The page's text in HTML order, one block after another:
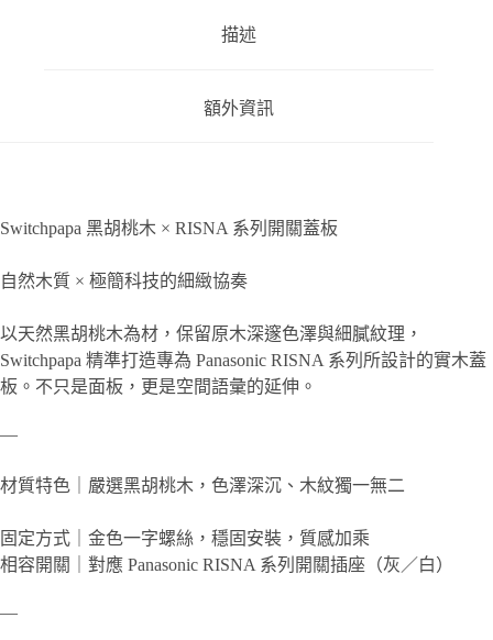
描述
額外資訊
Switchpapa 黑胡桃木 × RISNA 系列開關蓋板
自然木質 × 極簡科技的細緻協奏
以天然黑胡桃木為材，保留原木深邃色澤與細膩紋理，
Switchpapa 精準打造專為 Panasonic RISNA 系列所設計的實木蓋
板。不只是面板，更是空間語彙的延伸。
—
材質特色｜嚴選黑胡桃木，色澤深沉、木紋獨一無二
固定方式｜金色一字螺絲，穩固安裝，質感加乘
相容開關｜對應 Panasonic RISNA 系列開關插座（灰／白）
—